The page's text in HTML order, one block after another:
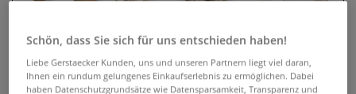
Schön, dass Sie sich für uns entschieden haben!
Liebe Gerstaecker Kunden, uns und unseren Partnern liegt viel daran,
Ihnen ein rundum gelungenes Einkaufserlebnis zu ermöglichen. Dabei
haben Datenschutzgrundsätze wie Datensparsamkeit, Transparenz und